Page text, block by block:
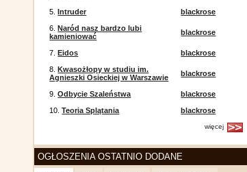
5.Intruder
blackrose
6.Naród nasz bardzo lubi
kamieniować
blackrose
7.Eidos
blackrose
8.Kwasożłopy w studiu im.
Agnieszki Osieckiej w Warszawie
blackrose
9.Odbycie Szaleństwa
blackrose
10.Teoria Splątania blackrose
więcej
OGŁOSZENIA OSTATNIO DODANE